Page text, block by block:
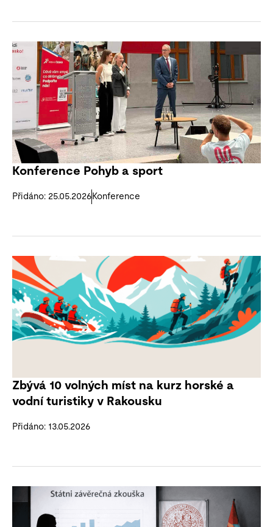
Konference Pohyb a sport
Přidáno: 25.05.2026 Konference
Zbývá 10 volných míst na kurz horské a
vodní turistiky v Rakousku
Přidáno: 13.05.2026